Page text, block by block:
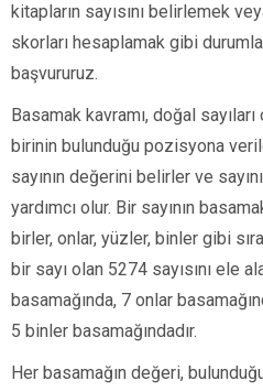
kitapların sayısını belirlemek
skorları hesaplamak gibi
başvururuz.
Basamak kavramı, doğal
birinin bulunduğu pozisyona
sayının değerini belirler ve
yardımcı olur. Bir sayının
birler, onlar, yüzler, binler gibi
bir sayı olan 5274 sayısını ele
basamağında, 7 onlar
5 binler basamağındadır.
Her basamağın değeri,